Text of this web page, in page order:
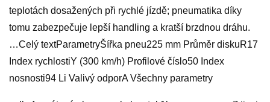
teplotách dosažených při rychlé jízdě; pneumatika díky
tomu zabezpečuje lepší handling a kratší brzdnou dráhu.
…Celý textParametryŠířka pneu225 mm Průměr diskuR17
Index rychlostiY (300 km/h) Profilové číslo50 Index
nosnosti94 Li Valivý odporA Všechny parametry